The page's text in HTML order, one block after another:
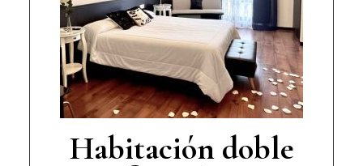
Habitación doble